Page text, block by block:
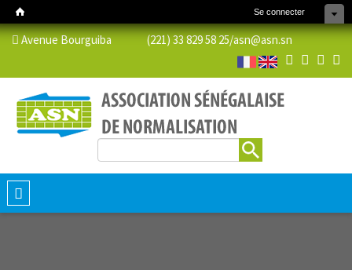
Se connecter
Avenue Bourguiba (221) 33 829 58 25/asn@asn.sn
Formulaire de recherche
Toggle
navigation